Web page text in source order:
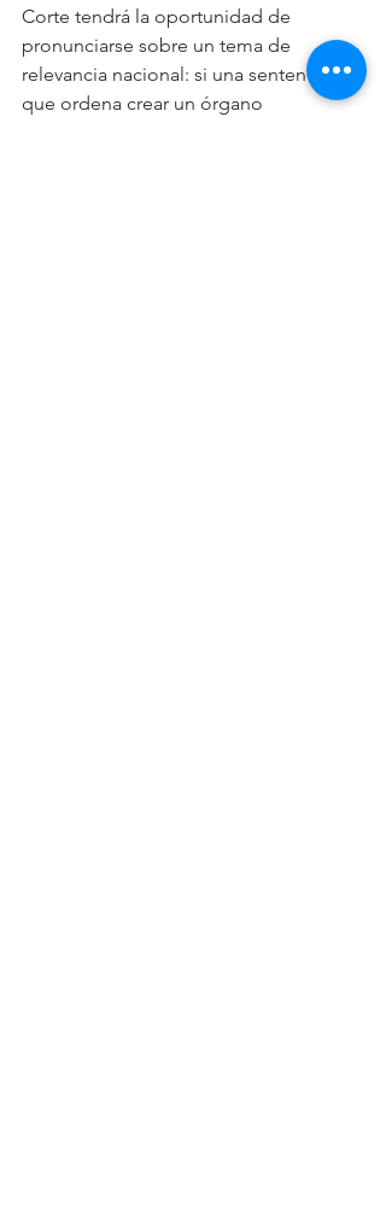
Corte tendrá la oportunidad de
pronunciarse sobre un tema de
relevancia nacional: si una sentencia
que ordena crear un órgano